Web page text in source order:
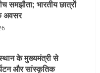
के मुख्यमंत्री से
और सांस्कृतिक
पर हुई चर्चा